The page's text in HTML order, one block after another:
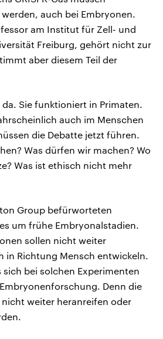
auch bei Embryonen.
am Institut für Zell- und
Freiburg, gehört nicht zur
aber diesem Teil der
da. Sie funktioniert in Primaten.
auch im Menschen
die Debatte jetzt führen.
Was dürfen wir machen? Wo
Was ist ethisch nicht mehr
Group befürworteten
um frühe Embryonalstadien.
sollen nicht weiter
in Richtung Mensch entwickeln.
sich bei solchen Experimenten
Denn die
weiter heranreifen oder